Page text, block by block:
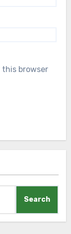
this browser
Search